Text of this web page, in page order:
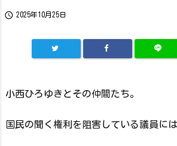
 2025年10月25日
小西ひろゆきとその仲間たち。
国民の聞く権利を阻害している議員に